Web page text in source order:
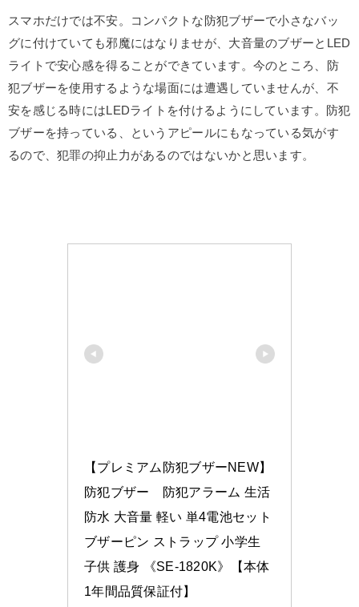
スマホだけでは不安。コンパクトな防犯ブザーで小さなバッ
グに付けていても邪魔にはなりませが、大音量のブザーとLED
ライトで安心感を得ることができています。今のところ、防
犯ブザーを使用するような場面には遭遇していませんが、不
安を感じる時にはLEDライトを付けるようにしています。防犯
ブザーを持っている、というアピールにもなっている気がす
るので、犯罪の抑止力があるのではないかと思います。
【プレミアム防犯ブザーNEW】
防犯ブザー　防犯アラーム 生活
防水 大音量 軽い 単4電池セット
ブザーピン ストラップ 小学生
子供 護身 《SE-1820K》【本体
1年間品質保証付】